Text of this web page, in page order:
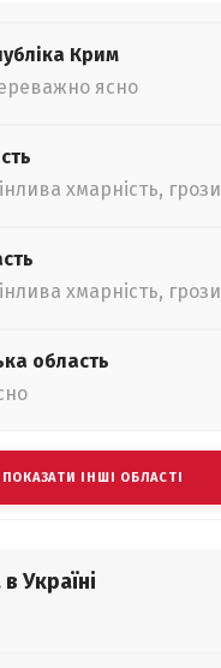
Крим
ясно
хмарність, грози
хмарність, грози
область
ПОКАЗАТИ ІНШІ ОБЛАСТІ
Україні